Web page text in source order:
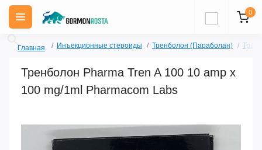
0
Главная Инъекционные стероиды Тренболон (Параболан)
Тренболон Pharma Tren A 100 10 amp x
100 mg/1ml Pharmacom Labs